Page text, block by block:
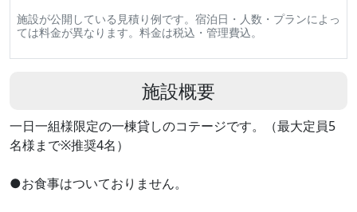
施設が公開している見積り例です。宿泊日・人数・プランによっ
ては料金が異なります。料金は税込・管理費込。
施設概要
一日一組様限定の一棟貸しのコテージです。（最大定員5
名様まで※推奨4名）
●お食事はついておりません。